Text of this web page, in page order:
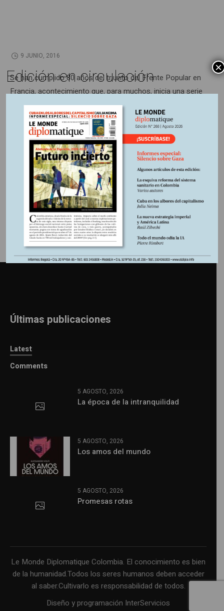
9 JUNIO, 2016
Se han cumplido 80 años del triunfo del Frente Popular en
Francia, acontecimiento que, para muchos, inicia una serie
de conquistas para los trabajadores. Sin embargo, no fue
este gobierno de izquierda quien las gestó sino un largo
proceso de luchas sindicales que se remonta a mucho
tiempo antes y que eclosionó en la década de 1930.
Información adicional
Últimas publicaciones
Latest
Comments
5 AGOSTO, 2026
La época de la intranquilidad
5 AGOSTO, 2026
Los amos del mundo
5 AGOSTO, 2026
Promesas rotas
Le Monde Diplomatique Colombia. El conocimiento es bien
de la humanidad.Todos los seres humanos deben acceder
al saber.Cultivarlo es responsabilidad de todos.
Diseño y programación InterServicios
Edición en circulación ×